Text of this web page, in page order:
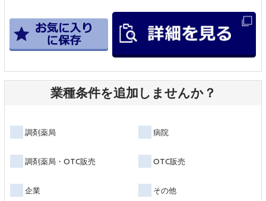
業種条件を追加しませんか？
調剤薬局 病院
調剤薬局・OTC販売 OTC販売
企業 その他